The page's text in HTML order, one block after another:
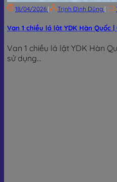
18/04/2026 | Trịnh Đình Dũng |
Van 1 chiều lá lật YDK Hàn Quốc
Van 1 chiều lá lật YDK Hàn
sử dụng...